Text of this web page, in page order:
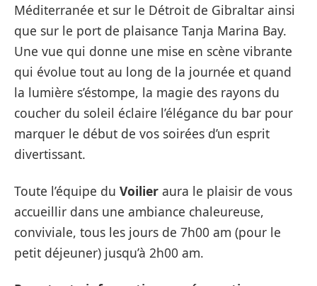
Méditerranée et sur le Détroit de Gibraltar ainsi
que sur le port de plaisance Tanja Marina Bay.
Une vue qui donne une mise en scène vibrante
qui évolue tout au long de la journée et quand
la lumière s’éstompe, la magie des rayons du
coucher du soleil éclaire l’élégance du bar pour
marquer le début de vos soirées d’un esprit
divertissant.
Toute l’équipe du Voilier aura le plaisir de vous
accueillir dans une ambiance chaleureuse,
conviviale, tous les jours de 7h00 am (pour le
petit déjeuner) jusqu’à 2h00 am.